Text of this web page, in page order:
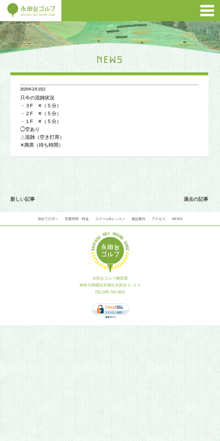
2025年3月15日
只今の混雑状況
・３F ✕（５分）
・２F ✕（５分）
・１F ✕（５分）
◯空あり
△混雑（空き打席）
✕満席（待ち時間）
新しい記事 過去の記事
初めての方へ 営業時間・料金 スクール&レッスン 施設案内 アクセス NEWS
永田台ゴルフ練習場
神奈川県横浜市南区永田台３−１２
TEL.045-741-5621